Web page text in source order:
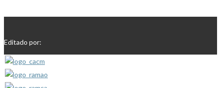
Editado por: